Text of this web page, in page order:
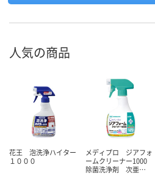
人気の商品
花王 泡洗浄ハイター
１０００
メディプロ ジアフォ
ームクリーナー1000
除菌洗浄剤 次亜…